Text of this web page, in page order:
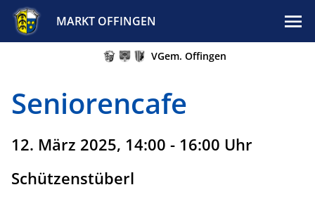
MARKT OFFINGEN
VGem. Offingen
Seniorencafe
12. März 2025, 14:00 - 16:00 Uhr
Schützenstüberl